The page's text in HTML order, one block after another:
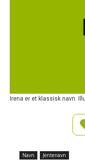
Irena er et klassisk navn.
Navn Jentenavn